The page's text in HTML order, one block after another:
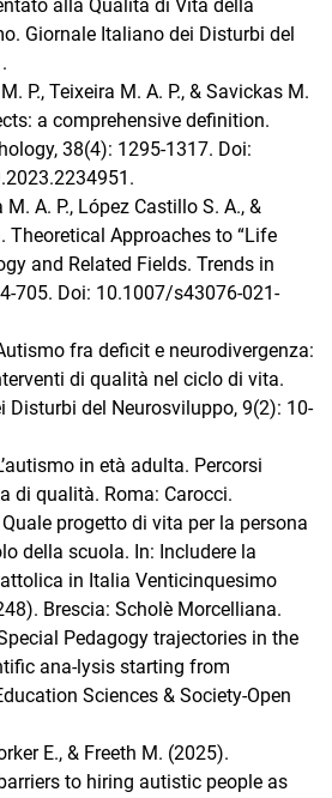
alla Qualità di Vita della
Giornale Italiano dei Disturbi del
P., Teixeira M. A. P., & Savickas M.
a comprehensive definition.
38(4): 1295-1317. Doi:
M. A. P., López Castillo S. A., &
Theoretical Approaches to “Life
and Related Fields. Trends in
705. Doi: 10.1007/s43076-021-
fra deficit e neurodivergenza:
di qualità nel ciclo di vita.
Disturbi del Neurosviluppo, 9(2): 10-
in età adulta. Percorsi
di qualità. Roma: Carocci.
Quale progetto di vita per la persona
della scuola. In: Includere la
in Italia Venticinquesimo
Brescia: Scholè Morcelliana.
Pedagogy trajectories in the
ana-lysis starting from
Sciences & Society-Open
E., & Freeth M. (2025).
to hiring autistic people as